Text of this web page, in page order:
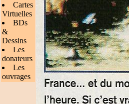
Cartes
Virtuelles
BDs
&
Dessins
Les
donateurs
Les
ouvrages